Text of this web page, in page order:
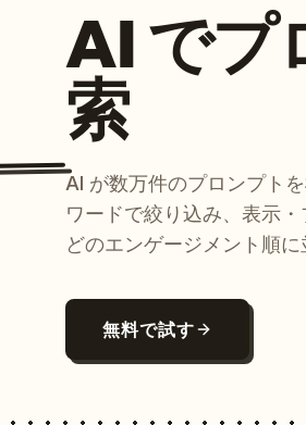
AI でプ
索
AI が数万件のプロンプト
ワードで絞り込み、表示
どのエンゲージメント順に
無料で試す